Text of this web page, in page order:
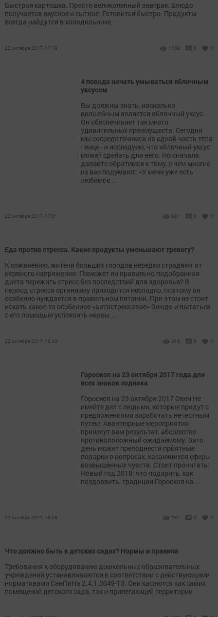
Быстрая картошка. Просто великолепный завтрак. Блюдо
получается вкусное и сытное. Готовится быстро. Продукты
всегда найдутся в холодильнике.
22 октября 2017, 17:19 1108 0 0
4 повода начать умываться яблочным
уксусом
Вы должны знать, насколько
волшебным является яблочный уксус.
Он обеспечивает так много
удивительных преимуществ. Сегодня
мы сосредоточимся на одной части тела
- лице - и исследуем, что яблочный уксус
может сделать для него. Но сначала
давайте обратимся к тому, о чем многие
из вас подумают: «У меня уже есть
любимое...
22 октября 2017, 17:01 981 0 0
Еда против стресса. Какие продукты уменьшают тревогу?
К сожалению, жители больших городов нередко страдают от
нервного напряжения. Поможет ли правильно подобранная
диета пережить стресс без последствий для здоровья? В
период стресса организму приходится несладко, поэтому он
особенно нуждается в правильном питании. При этом не стоит
искать какое-то особенное «антистрессовое» блюдо и пытаться
с его помощью успокоить нер­вы....
22 октября 2017, 16:40 816 0 0
Гороскоп на 23 октября 2017 года для
всех знаков зодиака
Гороскоп на 23 октября 2017 Овен Не
имейте дел с людьми, которые придут с
предложениями заработать нечестным
путем. Авантюрные мероприятия
принесут вам результат, абсолютно
противоположный ожидаемому. Зато
день может преподнести приятные
подарки в вопросах, касающихся сферы
возвышенных чувств. Стоит прочитать:
Новый год 2018: что подарить, как
поздравить, традиции Гороскоп на...
22 октября 2017, 16:26 781 0 0
Что должно быть в детских садах? Нормы и правила
Требования к оборудованию дошкольных образовательных
учреждений устанавливаются в соответствии с действующими
нормативами СанПиНа 2.4.1.3049-13. Они касаются как самих
помещений детского сада, так и прилегающей территории.